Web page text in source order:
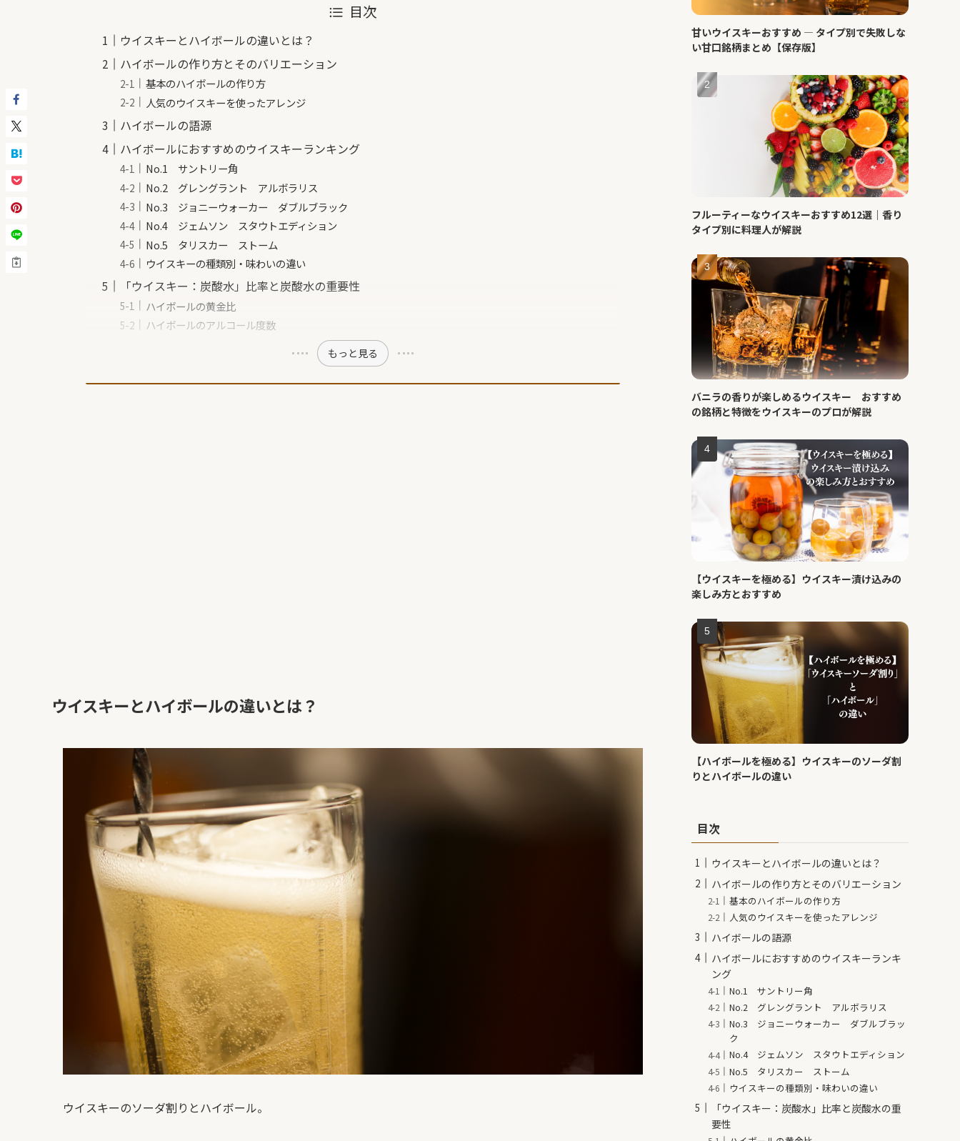
目次
ウイスキーとハイボールの違いとは？
ハイボールの作り方とそのバリエーション
基本のハイボールの作り方
人気のウイスキーを使ったアレンジ
ハイボールの語源
ハイボールにおすすめのウイスキーランキング
No.1 サントリー角
No.2 グレングラント アルボラリス
No.3 ジョニーウォーカー ダブルブラック
No.4 ジェムソン スタウトエディション
No.5 タリスカー ストーム
ウイスキーの種類別・味わいの違い
「ウイスキー：炭酸水」比率と炭酸水の重要性
ハイボールの黄金比
ハイボールのアルコール度数
もっと見る
ウイスキーとハイボールの違いとは？
ウイスキーのソーダ割りとハイボール。
甘いウイスキーおすすめ ― タイプ別で失敗しな
い甘口銘柄まとめ【保存版】
フルーティーなウイスキーおすすめ12選｜香り
タイプ別に料理人が解説
バニラの香りが楽しめるウイスキー おすすめ
の銘柄と特徴をウイスキーのプロが解説
【ウイスキーを極める】ウイスキー漬け込みの
楽しみ方とおすすめ
【ハイボールを極める】ウイスキーのソーダ割
りとハイボールの違い
目次
ウイスキーとハイボールの違いとは？
ハイボールの作り方とそのバリエーション
基本のハイボールの作り方
人気のウイスキーを使ったアレンジ
ハイボールの語源
ハイボールにおすすめのウイスキーランキ
ング
No.1 サントリー角
No.2 グレングラント アルボラリス
No.3 ジョニーウォーカー ダブルブラッ
ク
No.4 ジェムソン スタウトエディション
No.5 タリスカー ストーム
ウイスキーの種類別・味わいの違い
「ウイスキー：炭酸水」比率と炭酸水の重
要性